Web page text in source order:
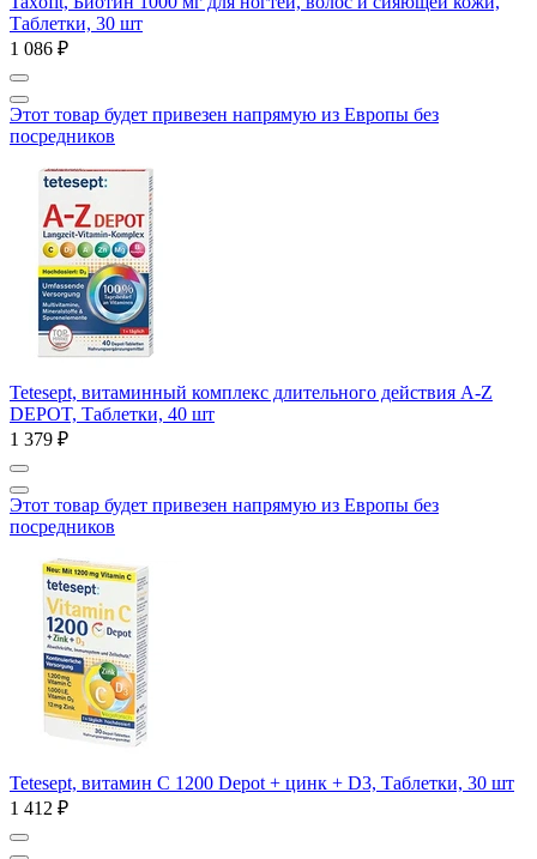
Таблетки, 30 шт
1 086 ₽
Этот товар будет привезен напрямую из Европы без
посредников
Tetesept, витаминный комплекс длительного действия A-Z
DEPOT, Таблетки, 40 шт
1 379 ₽
Этот товар будет привезен напрямую из Европы без
посредников
Tetesept, витамин C 1200 Depot + цинк + D3, Таблетки, 30 шт
1 412 ₽